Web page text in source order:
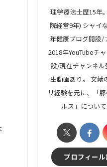
理学療法士歴15年
院経営9年) シャイ
年健康ブログ開設/
2018年YouTubeチ
設/現在チャンネ
生動画あり。 文献
リ経験を元に、「
ルス」について
プロフィー